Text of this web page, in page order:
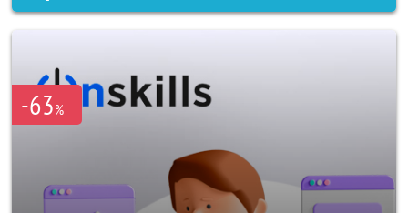
-63%